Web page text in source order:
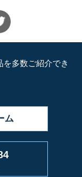
多数ご紹介でき
ム